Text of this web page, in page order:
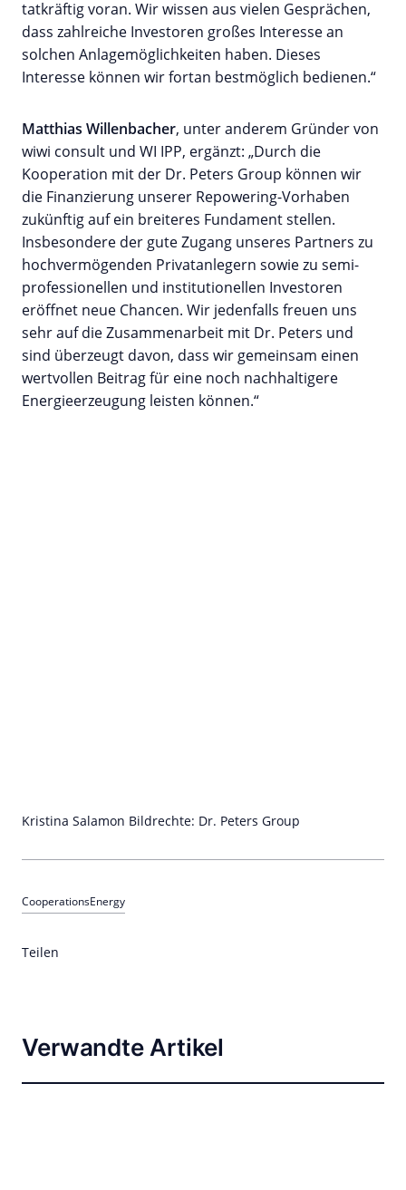
tatkräftig voran. Wir wissen aus vielen Gesprächen,
dass zahlreiche Investoren großes Interesse an
solchen Anlagemöglichkeiten haben. Dieses
Interesse können wir fortan bestmöglich bedienen.“
Matthias Willenbacher, unter anderem Gründer von
wiwi consult und WI IPP, ergänzt: „Durch die
Kooperation mit der Dr. Peters Group können wir
die Finanzierung unserer Repowering-Vorhaben
zukünftig auf ein breiteres Fundament stellen.
Insbesondere der gute Zugang unseres Partners zu
hochvermögenden Privatanlegern sowie zu semi-
professionellen und institutionellen Investoren
eröffnet neue Chancen. Wir jedenfalls freuen uns
sehr auf die Zusammenarbeit mit Dr. Peters und
sind überzeugt davon, dass wir gemeinsam einen
wertvollen Beitrag für eine noch nachhaltigere
Energieerzeugung leisten können.“
Kristina Salamon Bildrechte: Dr. Peters Group
CooperationsEnergy
Teilen
Verwandte Artikel